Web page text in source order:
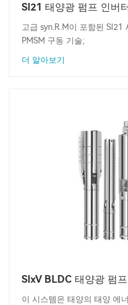
SI21 태양광 펌프 인버
고급 syn.R.M이 포함된 SI21
PMSM 구동 기술;
더 알아보기
SIxV BLDC 태양광 펌
이 시스템은 태양의 태양 에